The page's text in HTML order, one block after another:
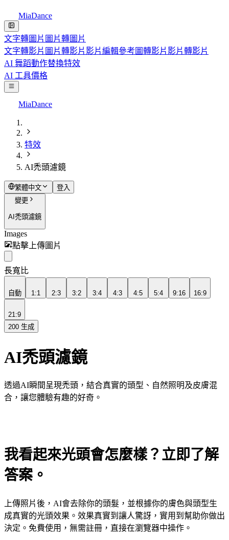
MiaDance
文字轉圖片 圖片轉圖片
文字轉影片 圖片轉影片 影片編輯參考圖轉影片 影片轉影片
AI 舞蹈動作替換特效
AI 工具價格
MiaDance
特效
AI禿頭濾鏡
繁體中文
登入
變更
AI禿頭濾鏡
Images
點擊上傳圖片
長寬比
自動 1:1 2:3 3:2 3:4 4:3 4:5 5:4 9:16 16:9
21:9
200 生成
AI禿頭濾鏡
透過AI瞬間呈現禿頭，結合真實的頭型、自然照明及皮膚混
合，讓您體驗有趣的好奇。
我看起來光頭會怎麼樣？立即了解
答案。
上傳照片後，AI會去除你的頭髮，並根據你的膚色與頭型生
成真實的光頭效果。效果真實到讓人驚訝，實用到幫助你做出
決定。免費使用，無需註冊，直接在瀏覽器中操作。